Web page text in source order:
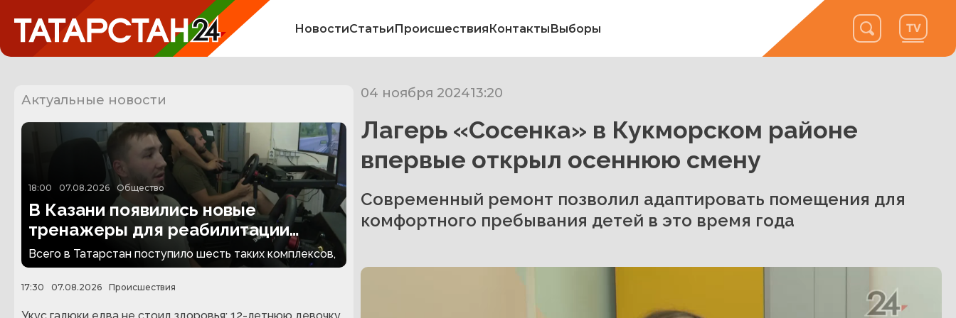
НовостиСтатьиПроисшествияКонтактыВыборы
Актуальные новости
18:00 07.08.2026 Общество
В Казани появились новые
тренажеры для реабилитации
людей с ампутациями
Всего в Татарстан поступило шесть таких комплексов,
17:30 07.08.2026 Происшествия
Укус гадюки едва не стоил здоровья: 12-летнюю девочку
04 ноября 202413:20
Лагерь «Сосенка» в Кукморском районе
впервые открыл осеннюю смену
Современный ремонт позволил адаптировать помещения для
комфортного пребывания детей в это время года